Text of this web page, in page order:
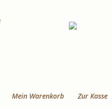
Mein Warenkorb Zur Kasse